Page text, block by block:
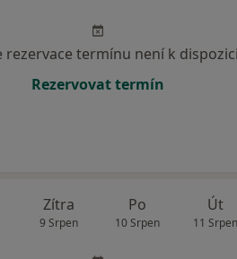
rezervace termínu není k dispozici
Rezervovat termín
Zítra
9 Srpen
Po
10 Srpen
Út
11 Srpen